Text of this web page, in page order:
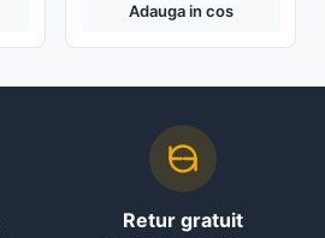
Adauga in cos
Retur gratuit